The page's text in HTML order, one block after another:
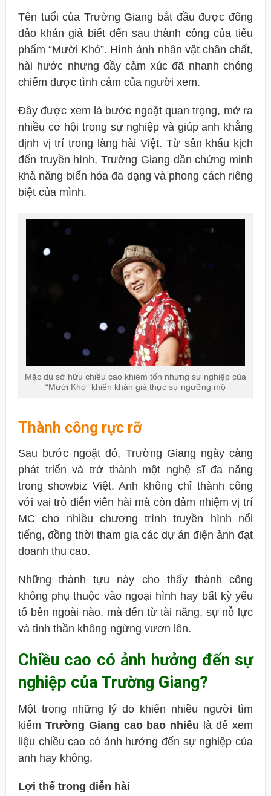
Tên tuổi của Trường Giang bắt đầu được đông
đảo khán giả biết đến sau thành công của tiểu
phẩm “Mười Khó”. Hình ảnh nhân vật chân chất,
hài hước nhưng đầy cảm xúc đã nhanh chóng
chiếm được tình cảm của người xem.
Đây được xem là bước ngoặt quan trọng, mở ra
nhiều cơ hội trong sự nghiệp và giúp anh khẳng
định vị trí trong làng hài Việt. Từ sân khấu kịch
đến truyền hình, Trường Giang dần chứng minh
khả năng biến hóa đa dạng và phong cách riêng
biệt của mình.
Mặc dù sở hữu chiều cao khiêm tốn nhưng sự nghiệp của
“Mười Khó” khiến khán giả thực sự ngưỡng mộ
Thành công rực rỡ
Sau bước ngoặt đó, Trường Giang ngày càng
phát triển và trở thành một nghệ sĩ đa năng
trong showbiz Việt. Anh không chỉ thành công
với vai trò diễn viên hài mà còn đảm nhiệm vị trí
MC cho nhiều chương trình truyền hình nổi
tiếng, đồng thời tham gia các dự án điện ảnh đạt
doanh thu cao.
Những thành tựu này cho thấy thành công
không phụ thuộc vào ngoại hình hay bất kỳ yếu
tố bên ngoài nào, mà đến từ tài năng, sự nỗ lực
và tinh thần không ngừng vươn lên.
Chiều cao có ảnh hưởng đến sự
nghiệp của Trường Giang?
Một trong những lý do khiến nhiều người tìm
kiếm Trường Giang cao bao nhiêu là để xem
liệu chiều cao có ảnh hưởng đến sự nghiệp của
anh hay không.
Lợi thế trong diễn hài